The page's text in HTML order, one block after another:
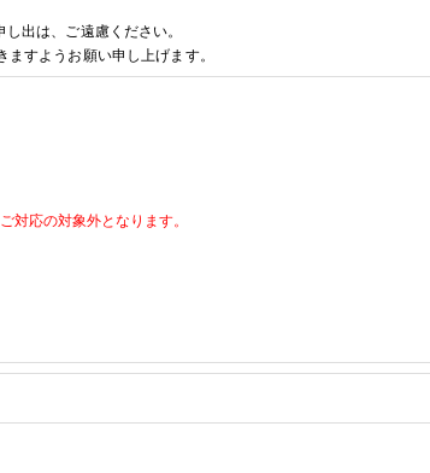
出は、ご遠慮ください。
すようお願い申し上げます。
応の対象外となります。